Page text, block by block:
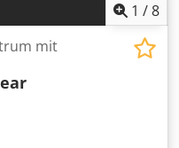
1 /8
mit